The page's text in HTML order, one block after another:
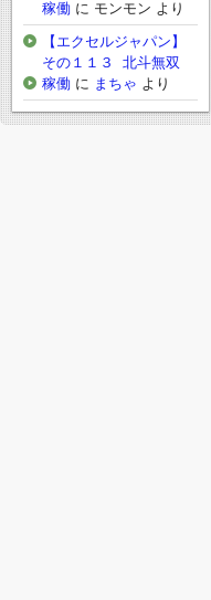
稼働 に モンモン より
【エクセルジャパン】
その１１３ 北斗無双
稼働 に まちゃ より